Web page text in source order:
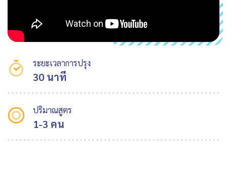
ระยะเวลาการปรุง
30 นาที
ปริมาณสูตร
1-3 คน